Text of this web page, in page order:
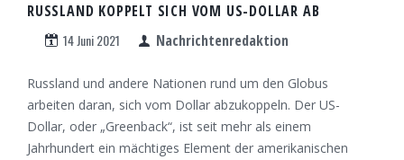
RUSSLAND KOPPELT SICH VOM US-DOLLAR AB
14 Juni 2021 Nachrichtenredaktion
Russland und andere Nationen rund um den Globus
arbeiten daran, sich vom Dollar abzukoppeln. Der US-
Dollar, oder „Greenback“, ist seit mehr als einem
Jahrhundert ein mächtiges Element der amerikanischen